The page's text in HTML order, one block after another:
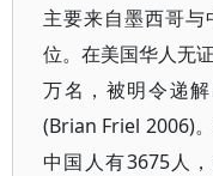
主要来自墨西哥
位。在美国华人无
万名，被明令递
(Brian Friel 2006)
中国人有3675人